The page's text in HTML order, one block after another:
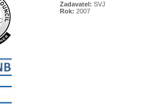
Zadavatel: SVJ
Rok: 2007